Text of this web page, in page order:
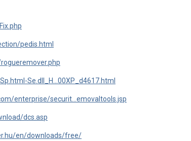
pedis.html
Se.dll_H...00XP_d4617.html
enterprise/securit...emovaltools.jsp
dcs.asp
en/downloads/free/